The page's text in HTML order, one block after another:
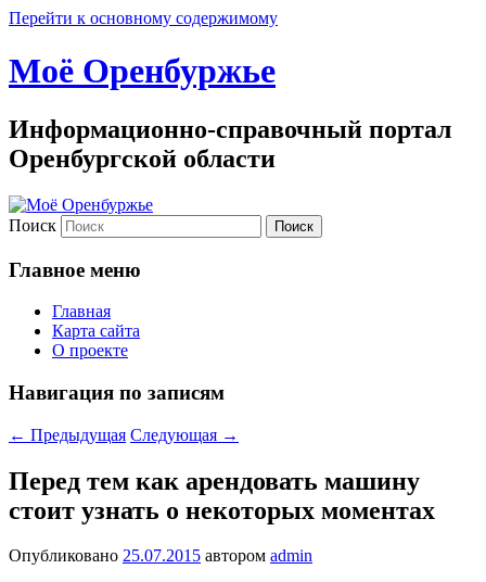
Перейти к основному содержимому
Моё Оренбуржье
Информационно-справочный портал
Оренбургской области
Поиск
Главное меню
Главная
Карта сайта
О проекте
Навигация по записям
← Предыдущая Следующая →
Перед тем как арендовать машину
стоит узнать о некоторых моментах
Опубликовано 25.07.2015 автором admin